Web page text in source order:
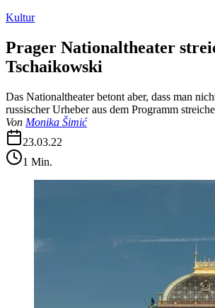
Kultur
Prager Nationaltheater
Tschaikowski
Das Nationaltheater betont aber, dass man
russischer Urheber aus dem Programm
Von Monika Šimić
23.03.22
1 Min.